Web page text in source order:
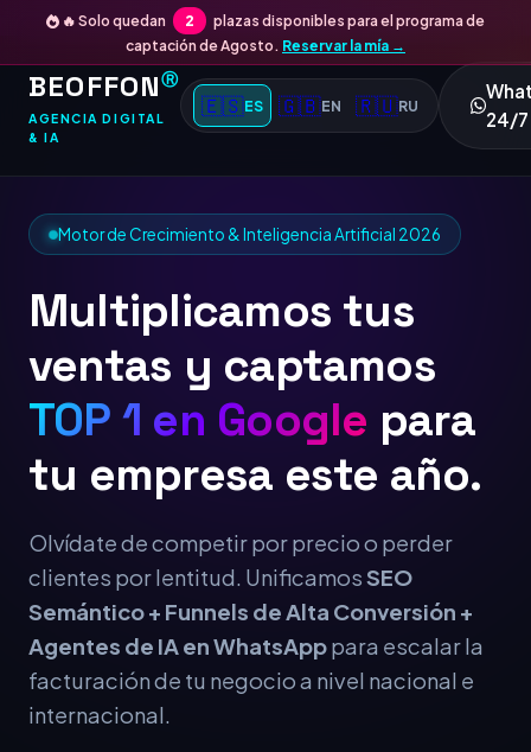
🔥 Solo quedan 2
plazas disponibles para el programa de
captación de Agosto. Reservar la mía →
BEOFFONⓇ
AGENCIA DIGITAL
& IA
🇪🇸ES 🇬🇧EN 🇷🇺RU
24/7
Motor de Crecimiento & Inteligencia Artificial 2026
Multiplicamos tus
ventas y captamos
TOP 1 para tu
empresa este año.
Olvídate de competir por precio o perder
clientes por lentitud. UnificamosSEO
Semántico + Funnels de Alta Conversión +
Agentes de IA en WhatsApppara escalar la
facturación de tu negocio a nivel nacional e
internacional.